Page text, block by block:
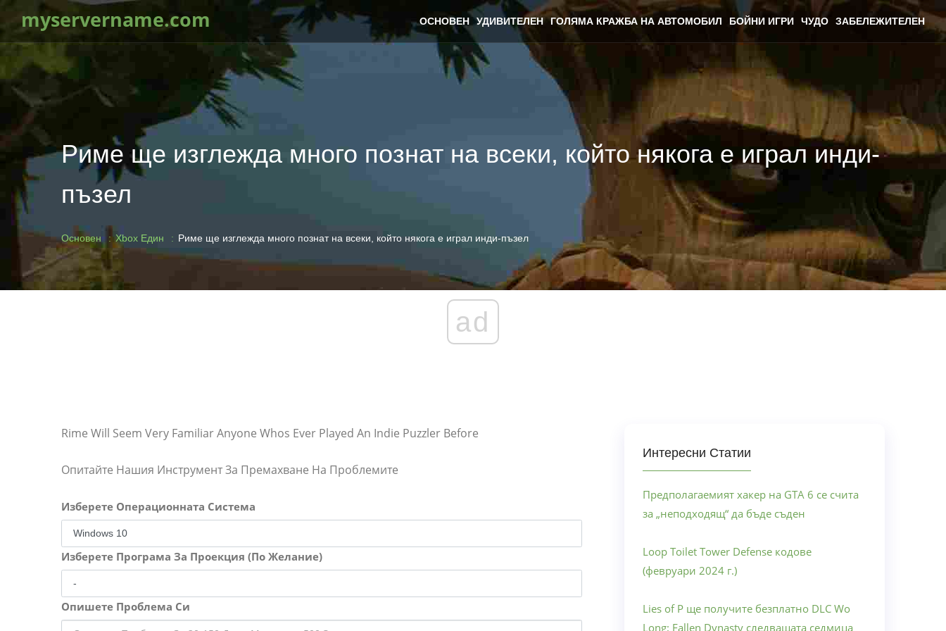
myservername.com ОСНОВЕН УДИВИТЕЛЕН ГОЛЯМА КРАЖБА НА АВТОМОБИЛ БОЙНИ ИГРИ ЧУДО ЗАБЕЛЕЖИТЕЛЕН
Риме ще изглежда много познат на всеки, който някога е играл инди-
пъзел
Основен Xbox Един Риме ще изглежда много познат на всеки, който някога е играл инди-пъзел
ad
Rime Will Seem Very Familiar Anyone Whos Ever Played An Indie Puzzler Before
Опитайте Нашия Инструмент За Премахване На Проблемите
Изберете Операционната Система
Изберете Програма За Проекция (По Желание)
Опишете Проблема Си
Интересни Статии
Предполагаемият хакер на GTA 6 се счита
за „неподходящ“ да бъде съден
Loop Toilet Tower Defense кодове
(февруари 2024 г.)
Lies of P ще получите безплатно DLC Wo
Long: Fallen Dynasty следващата седмица